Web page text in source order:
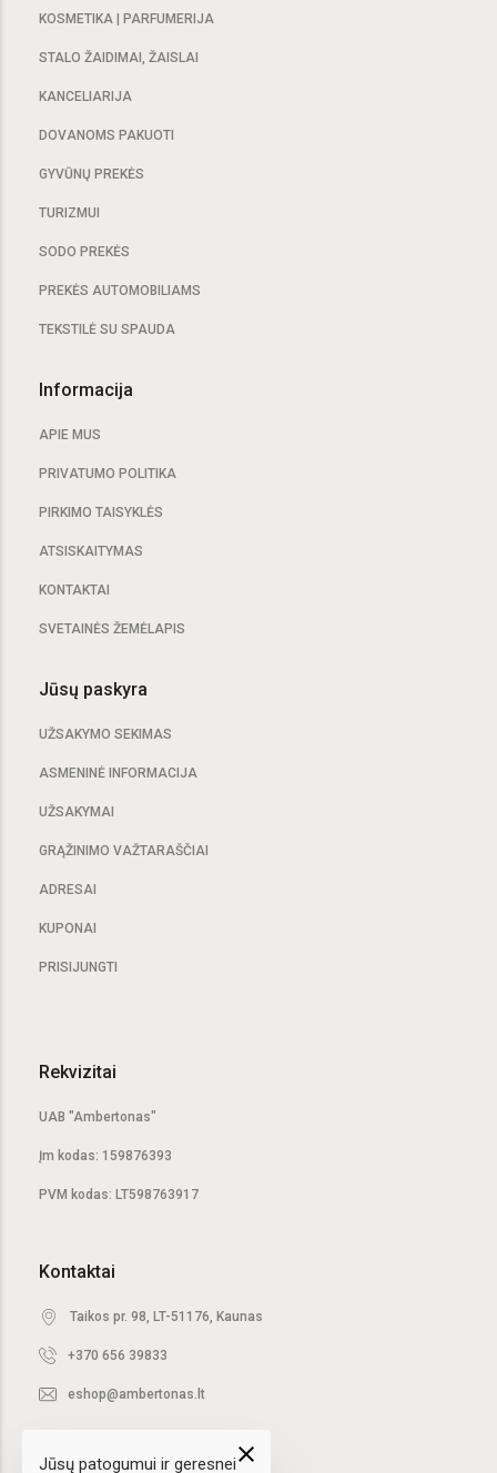
Jūsų patogumui ir geresneiclose
KOSMETIKA | PARFUMERIJA
STALO ŽAIDIMAI, ŽAISLAI
KANCELIARIJA
DOVANOMS PAKUOTI
GYVŪNŲ PREKĖS
TURIZMUI
SODO PREKĖS
PREKĖS AUTOMOBILIAMS
TEKSTILĖ SU SPAUDA
Informacija
APIE MUS
PRIVATUMO POLITIKA
PIRKIMO TAISYKLĖS
ATSISKAITYMAS
KONTAKTAI
SVETAINĖS ŽEMĖLAPIS
Jūsų paskyra
UŽSAKYMO SEKIMAS
ASMENINĖ INFORMACIJA
UŽSAKYMAI
GRĄŽINIMO VAŽTARAŠČIAI
ADRESAI
KUPONAI
PRISIJUNGTI
Rekvizitai
UAB "Ambertonas"
Įm kodas: 159876393
PVM kodas: LT598763917
Kontaktai
Taikos pr. 98, LT-51176, Kaunas
+370 656 39833
eshop@ambertonas.lt